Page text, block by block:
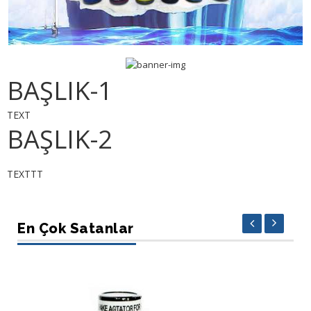
BAŞLIK-1
TEXT
BAŞLIK-2
TEXTTT
En Çok Satanlar